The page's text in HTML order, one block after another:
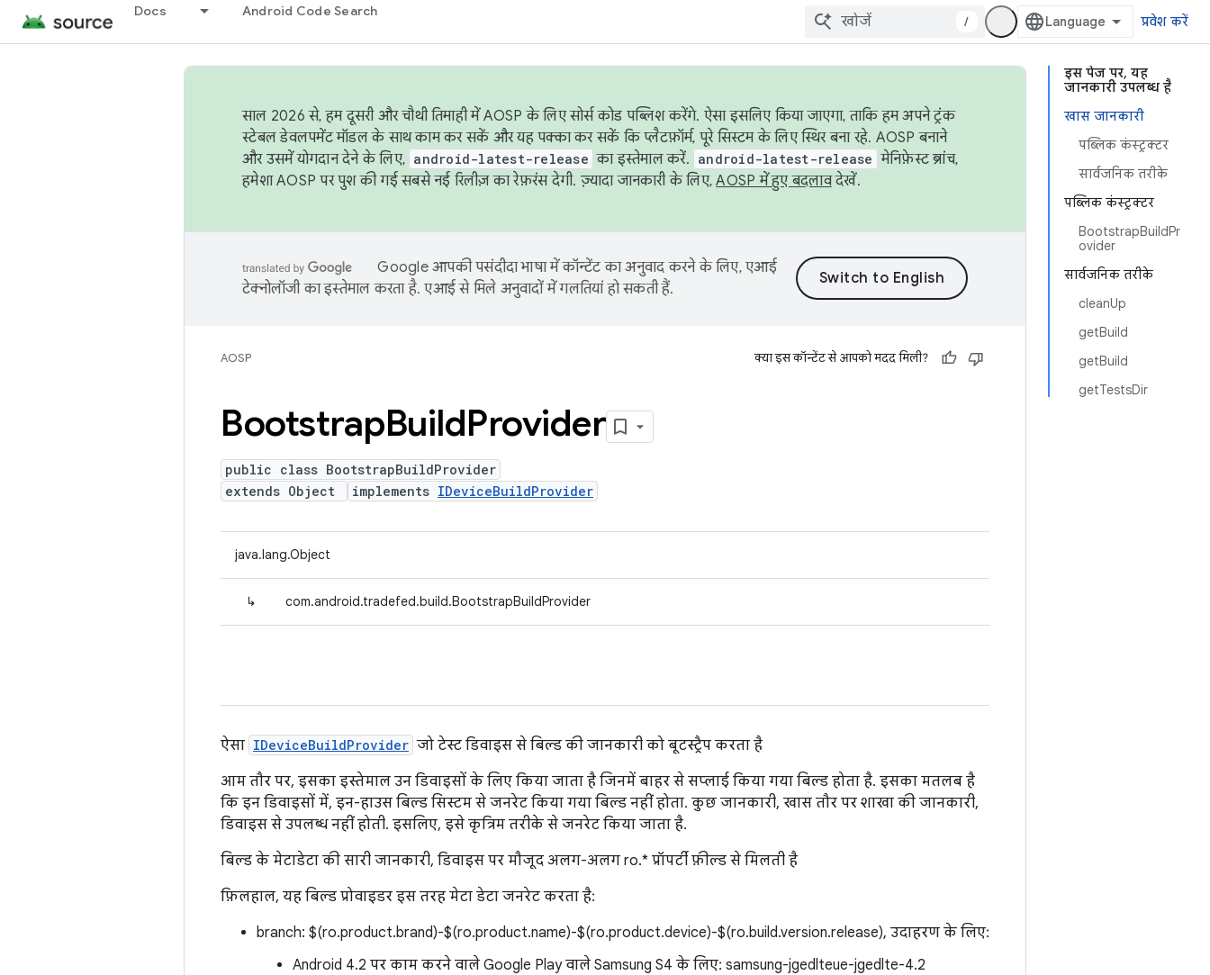
Docs Android Code Search
/ प्रवेश करें
इस पेज पर, यह
जानकारी उपलब्ध है
खास जानकारी
पब्लिक कंस्ट्रक्टर
सार्वजनिक तरीके
पब्लिक कंस्ट्रक्टर
BootstrapBuildPr
ovider
सार्वजनिक तरीके
cleanUp
getBuild
getBuild
getTestsDir
साल 2026 से, हम दूसरी और चौथी तिमाही में AOSP के लिए सोर्स कोड पब्लिश करेंगे. ऐसा इसलिए किया जाएगा, ताकि हम अपने ट्रंक
स्टेबल डेवलपमेंट मॉडल के साथ काम कर सकें और यह पक्का कर सकें कि प्लैटफ़ॉर्म, पूरे सिस्टम के लिए स्थिर बना रहे. AOSP बनाने
और उसमें योगदान देने के लिए, android-latest-release का इस्तेमाल करें. android-latest-release मेनिफ़ेस्ट ब्रांच,
हमेशा AOSP पर पुश की गई सबसे नई रिलीज़ का रेफ़रंस देगी. ज़्यादा जानकारी के लिए,AOSP में हुए बदलावदेखें.
Google आपकी पसंदीदा भाषा में कॉन्टेंट का अनुवाद करने के लिए, एआई
टेक्नोलॉजी का इस्तेमाल करता है. एआई से मिले अनुवादों में गलतियां हो सकती हैं.
AOSP क्या इस कॉन्टेंट से आपको मदद मिली?
BootstrapBuildProvider
public class BootstrapBuildProvider
extends Object
implements IDeviceBuildProvider
java.lang.Object
↳ com.android.tradefed.build.BootstrapBuildProvider
ऐसा IDeviceBuildProvider जो टेस्ट डिवाइस से बिल्ड की जानकारी को बूटस्ट्रैप करता है
आम तौर पर, इसका इस्तेमाल उन डिवाइसों के लिए किया जाता है जिनमें बाहर से सप्लाई किया गया बिल्ड होता है. इसका मतलब है
कि इन डिवाइसों में, इन-हाउस बिल्ड सिस्टम से जनरेट किया गया बिल्ड नहीं होता. कुछ जानकारी, खास तौर पर शाखा की जानकारी,
डिवाइस से उपलब्ध नहीं होती. इसलिए, इसे कृत्रिम तरीके से जनरेट किया जाता है.
बिल्ड के मेटाडेटा की सारी जानकारी, डिवाइस पर मौजूद अलग-अलग ro.* प्रॉपर्टी फ़ील्ड से मिलती है
फ़िलहाल, यह बिल्ड प्रोवाइडर इस तरह मेटा डेटा जनरेट करता है:
branch: $(ro.product.brand)-$(ro.product.name)-$(ro.product.device)-$(ro.build.version.release), उदाहरण के लिए:
Android 4.2 पर काम करने वाले Google Play वाले Samsung S4 के लिए: samsung-jgedlteue-jgedlte-4.2